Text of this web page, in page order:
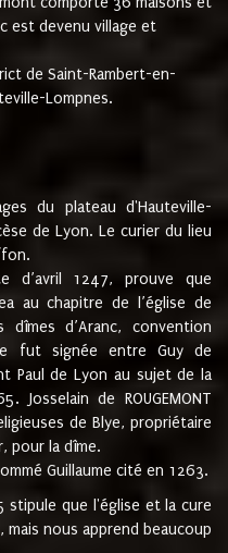
est devenu village et
de Saint-Rambert-en-
Lompnes.
du plateau d'Hauteville-
de Lyon. Le curier du lieu
d’avril 1247, prouve que
au chapitre de l’église de
d’Aranc, convention
fut signée entre Guy de
Paul de Lyon au sujet de la
Josselain de ROUGEMONT
de Blye, propriétaire
pour la dîme.
Guillaume cité en 1263.
que l'église et la cure
nous apprend beaucoup